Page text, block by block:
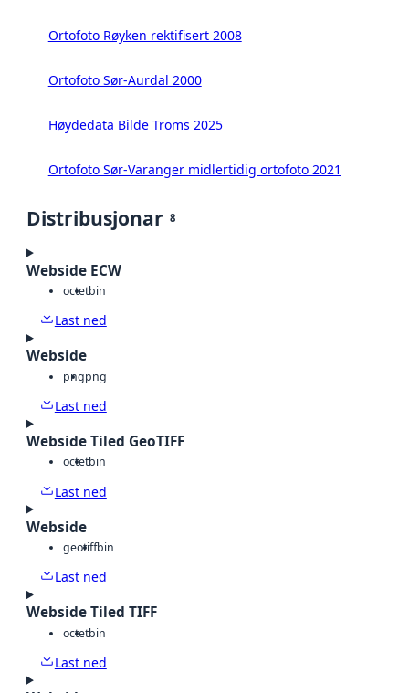
Ortofoto Røyken rektifisert 2008
Ortofoto Sør-Aurdal 2000
Høydedata Bilde Troms 2025
Ortofoto Sør-Varanger midlertidig ortofoto 2021
Distribusjonar 8
Webside ECW
octetbin
Last ned
Webside
pngpng
Last ned
Webside Tiled GeoTIFF
octetbin
Last ned
Webside
geotiffbin
Last ned
Webside Tiled TIFF
octetbin
Last ned